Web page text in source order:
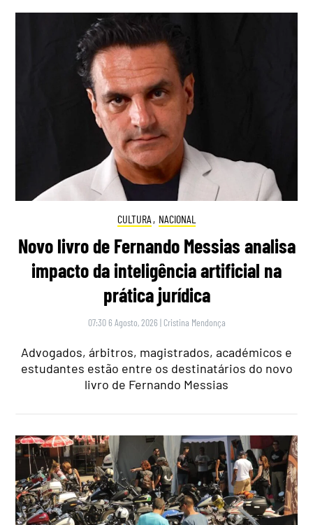
CULTURA , NACIONAL
Novo livro de Fernando Messias analisa
impacto da inteligência artificial na
prática jurídica
07:30 6 Agosto, 2026 | Cristina Mendonça
Advogados, árbitros, magistrados, académicos e
estudantes estão entre os destinatários do novo
livro de Fernando Messias